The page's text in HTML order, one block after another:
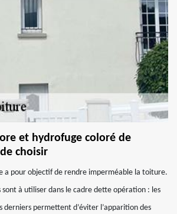
et hydrofuge coloré de
choisir
a pour objectif de rendre imperméable la toiture.
sont à utiliser dans le cadre dette opération : les
derniers permettent d’éviter l’apparition des